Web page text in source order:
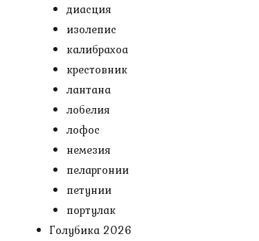
диасция
изолепис
калибрахоа
крестовник
лантана
лобелия
лофос
немезия
пеларгонии
петунии
портулак
Голубика 2026